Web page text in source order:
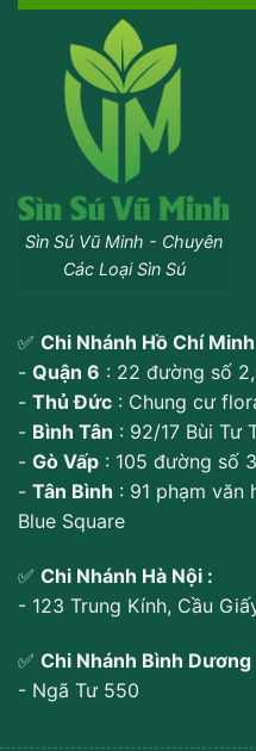
Sìn Sú Vũ Minh - Chuyên
Các Loại Sìn Sú
✅ Chi Nhánh Hồ Chí
- Quận 6 : 22 đường số
- Thủ Đức : Chung cư
- Bình Tân : 92/17 Bùi Tư
- Gò Vấp : 105 đường số
- Tân Bình : 91 phạm văn
Blue Square
✅ Chi Nhánh Hà Nội :
- 123 Trung Kính, Cầu
✅ Chi Nhánh Bình Dương
- Ngã Tư 550